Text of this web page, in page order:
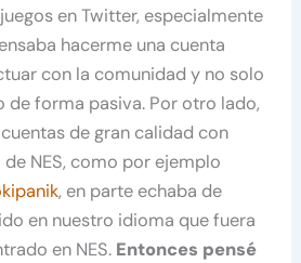
en Twitter, especialmente
hacerme una cuenta
con la comunidad y no solo
de forma pasiva. Por otro lado,
de gran calidad con
NES, como por ejemplo
, en parte echaba de
en nuestro idioma que fuera
en NES. Entonces pensé